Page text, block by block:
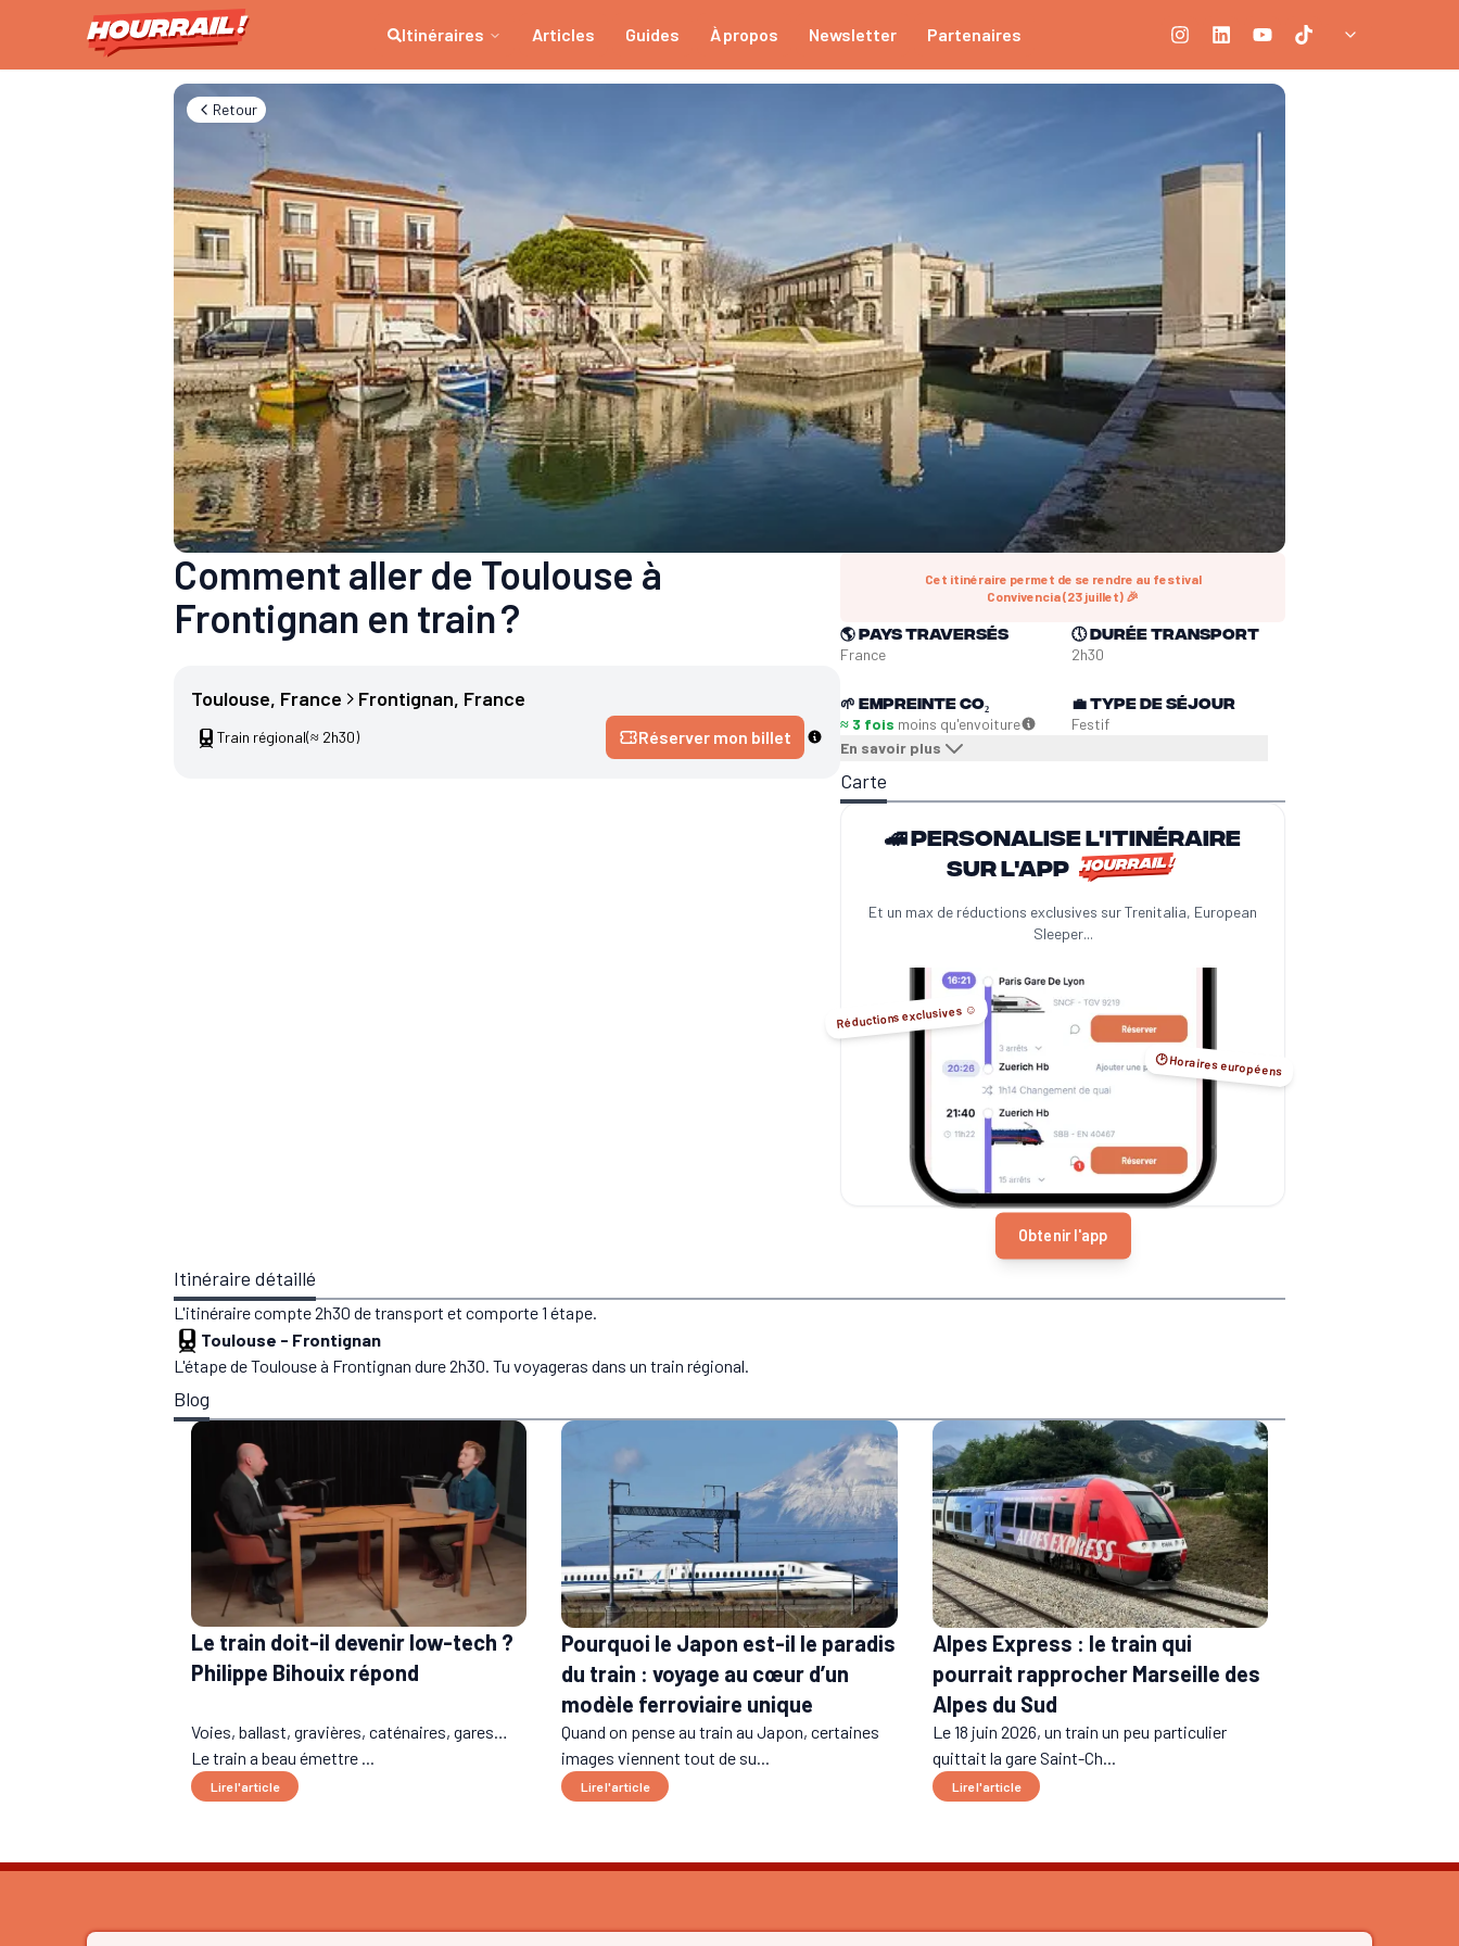
Itinéraires Articles Guides À propos Newsletter Partenaires
Retour
Comment aller de Toulouse à
Frontignan en train ?
Toulouse, France Frontignan, France
Train régional(≈ 2h30) Réserver mon billet
Cet itinéraire permet de se rendre au festival
Convivencia (23 juillet) 🎉
🌎 Pays traversés
France
🕔Durée transport
2h30
🌱 Empreinte CO₂
≈ 3 fois moins qu'envoiture
En savoir plus
💼Type de séjour
Festif
Carte
🚄 Personalise l'itinéraire
sur l'app
Et un max de réductions exclusives sur Trenitalia, European
Sleeper...
Réductions exclusives ☺️
🕑 Horaires européens
Obtenir l'app
Itinéraire détaillé
L'itinéraire compte 2h30 de transport et comporte 1 étape.
Toulouse - Frontignan
L'étape de Toulouse à Frontignan dure 2h30. Tu voyageras dans un train régional.
Blog
Le train doit-il devenir low-tech ?
Philippe Bihouix répond
Voies, ballast, gravières, caténaires, gares…
Le train a beau émettre ...
Lire l'article
Pourquoi le Japon est-il le paradis
du train : voyage au cœur d’un
modèle ferroviaire unique
Quand on pense au train au Japon, certaines
images viennent tout de su...
Lire l'article
Alpes Express : le train qui
pourrait rapprocher Marseille des
Alpes du Sud
Le 18 juin 2026, un train un peu particulier
quittait la gare Saint-Ch...
Lire l'article